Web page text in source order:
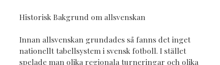
Historisk Bakgrund om allsvenskan
Innan allsvenskan grundades så fanns det inget
nationellt tabellsystem i svensk fotboll. I stället
spelade man olika regionala turneringar och olika